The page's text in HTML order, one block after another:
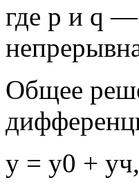
где р и q
Общее
y = y0 + yч,